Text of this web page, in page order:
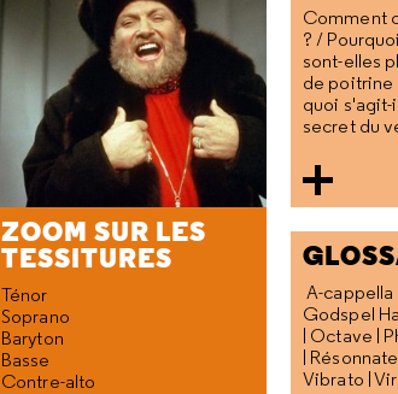
ZOOM SUR LES
TESSITURES
Ténor
Soprano
Baryton
Basse
Contre-alto
Comment
? /
sont-elles
de poitrine
quoi s'agit-
secret du
A-cappella
Godspel
| Octave |
|
Vibrato |